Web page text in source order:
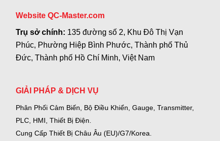
Website QC-Master.com
Trụ sở chính: 135 đường số 2, Khu Đô Thị Vạn
Phúc, Phường Hiệp Bình Phước, Thành phố Thủ
Đức, Thành phố Hồ Chí Minh, Việt Nam
GIẢI PHÁP & DỊCH VỤ
Phân Phối Cảm Biến, Bộ Điều Khiển, Gauge, Transmitter,
PLC, HMI, Thiết Bị Điện.
Cung Cấp Thiết Bị Châu Âu (EU)/G7/Korea.